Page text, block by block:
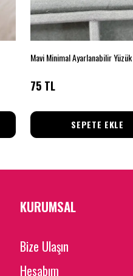
Mavi Minimal Ayarlanabilir Yüzük
75 TL
SEPETE EKLE
KURUMSAL
Bize Ulaşın
Hesabım